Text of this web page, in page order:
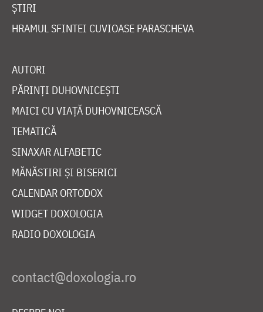
ȘTIRI
HRAMUL SFINTEI CUVIOASE PARASCHEVA
AUTORI
PĂRINȚI DUHOVNICEȘTI
MAICI CU VIAȚĂ DUHOVNICEASCĂ
TEMATICĂ
SINAXAR ALFABETIC
MĂNĂSTIRI ȘI BISERICI
CALENDAR ORTODOX
WIDGET DOXOLOGIA
RADIO DOXOLOGIA